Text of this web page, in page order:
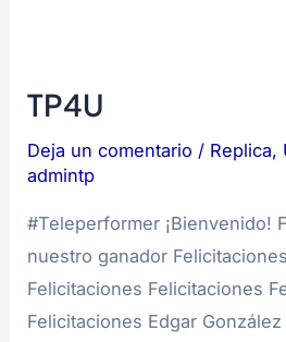
TP4U
Deja un comentario / Replica,
admintp
#Teleperformer ¡Bienvenido!
nuestro ganador
Felicitaciones Felicitaciones
Felicitaciones Edgar
TP4U